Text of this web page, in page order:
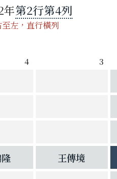
第2行第4列
左，直行橫列
3
4
王傳境